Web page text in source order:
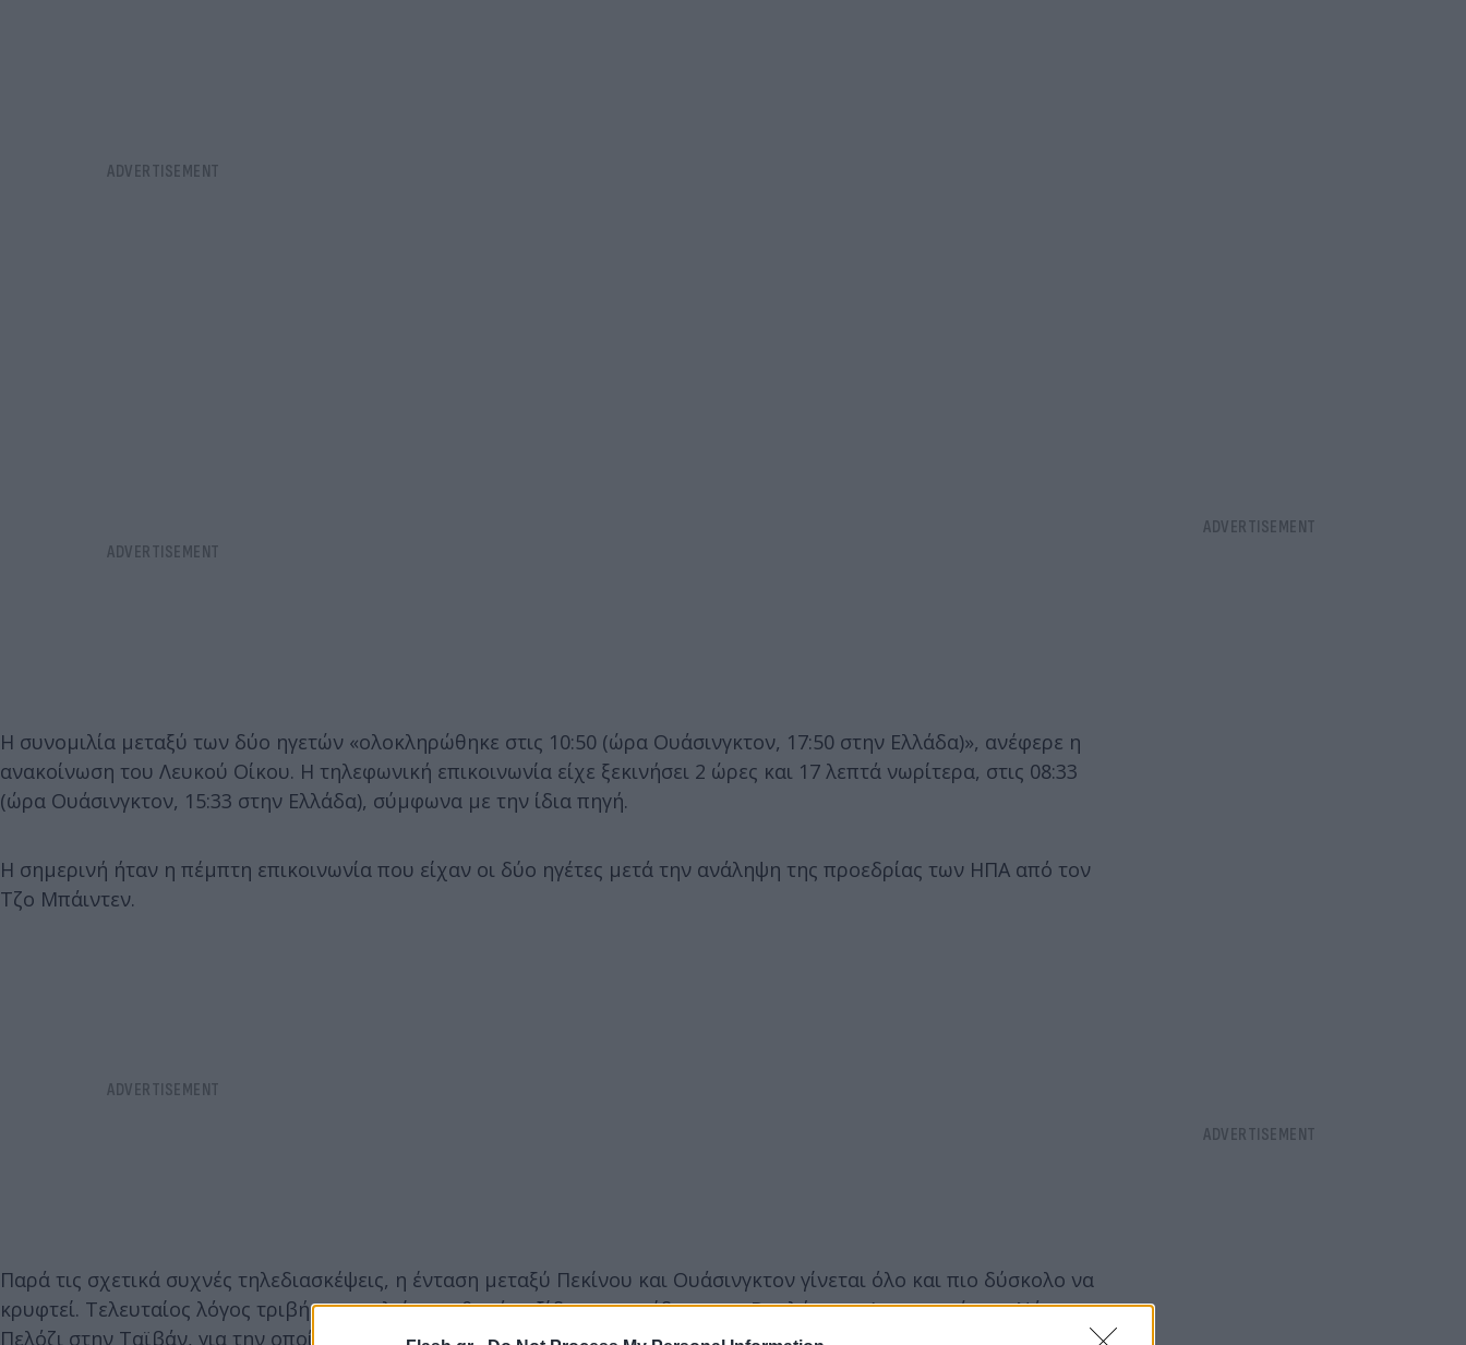
Η συνομιλία μεταξύ των δύο ηγετών «ολοκληρώθηκε στις 10:50 (ώρα Ουάσινγκτον, 17:50 στην Ελλάδα)», ανέφερε η
ανακοίνωση του Λευκού Οίκου. Η τηλεφωνική επικοινωνία είχε ξεκινήσει 2 ώρες και 17 λεπτά νωρίτερα, στις 08:33
(ώρα Ουάσινγκτον, 15:33 στην Ελλάδα), σύμφωνα με την ίδια πηγή.
Η σημερινή ήταν η πέμπτη επικοινωνία που είχαν οι δύο ηγέτες μετά την ανάληψη της προεδρίας των ΗΠΑ από τον
Τζο Μπάιντεν.
Παρά τις σχετικά συχνές τηλεδιασκέψεις, η ένταση μεταξύ Πεκίνου και Ουάσινγκτον γίνεται όλο και πιο δύσκολο να
κρυφτεί. Τελευταίος λόγος τριβής αποτελεί το πιθανό ταξίδι της προέδρου της Βουλής των Αντιπροσώπων Νάνσι
Πελόζι στην Ταϊβάν, για την οποία εξέφρασε τη δυσαρέσκειά του το Πεκίνο.